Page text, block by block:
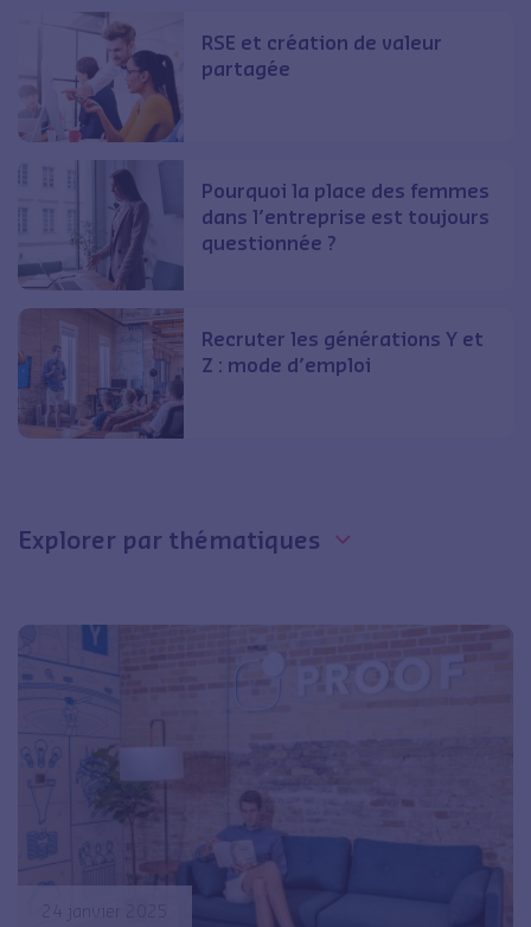
RSE et création de valeur
partagée
Pourquoi la place des femmes
dans l’entreprise est toujours
questionnée ?
Recruter les générations Y et
Z : mode d’emploi
Explorer par thématiques
24 janvier 2025